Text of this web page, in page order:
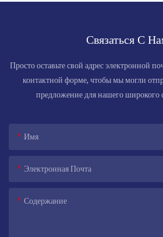
Связаться С
Просто оставьте свой адрес электронной
контактной форме, чтобы мы могли
предложение для нашего широкого
Имя
Электронная Почта
Содержание